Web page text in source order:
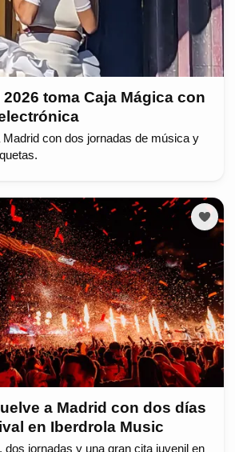
toma Caja Mágica con
Madrid con dos jornadas de música y
a Madrid con dos días
en Iberdrola Music
dos jornadas y una gran cita juvenil en